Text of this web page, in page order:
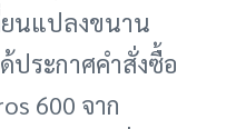
ยนแปลงขนาน
ประกาศคำสั่งซื้อ
600 จาก